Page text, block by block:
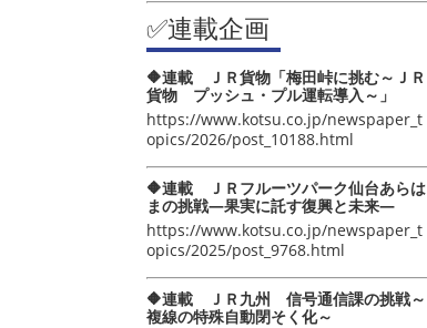
✅連載企画
🔶連載 ＪＲ貨物「梅田峠に挑む～ＪＲ
貨物 プッシュ・プル運転導入～」
https://www.kotsu.co.jp/newspaper_t
opics/2026/post_10188.html
🔶連載 ＪＲフルーツパーク仙台あらは
まの挑戦―果実に託す復興と未来―
https://www.kotsu.co.jp/newspaper_t
opics/2025/post_9768.html
🔶連載 ＪＲ九州 信号通信課の挑戦～
複線の特殊自動閉そく化～